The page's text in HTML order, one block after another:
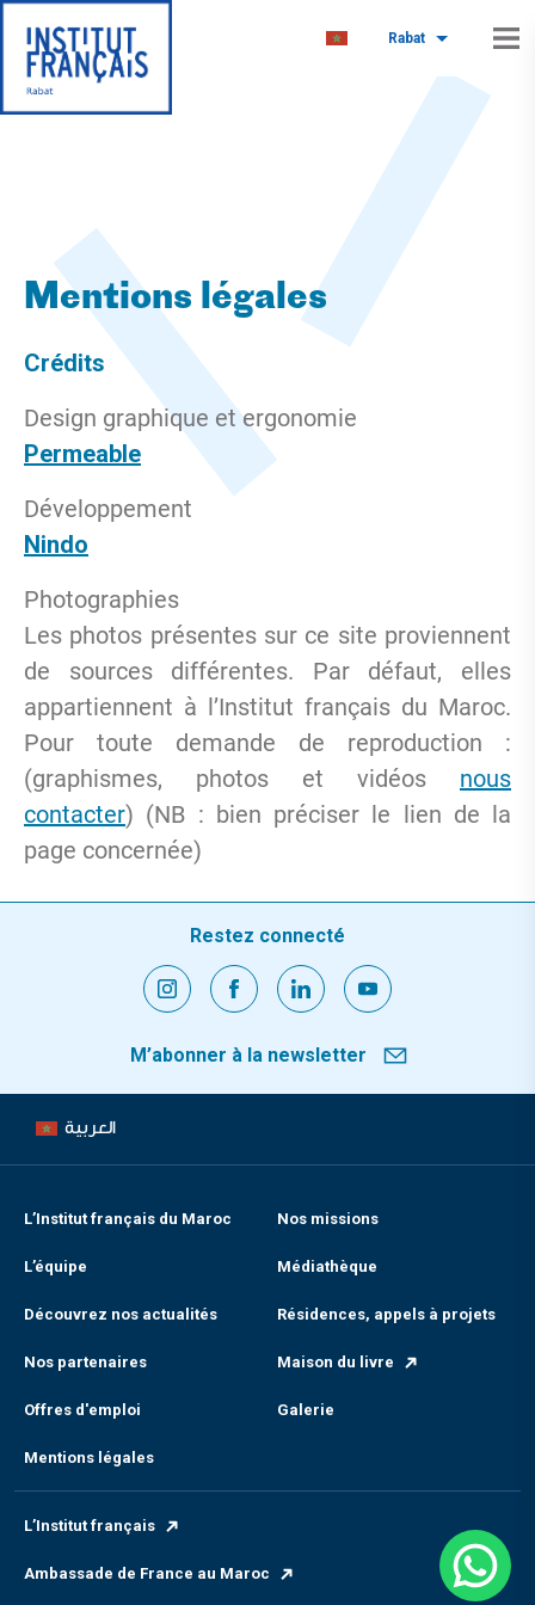
Rabat
Mentions légales
Crédits
Design graphique et ergonomie
Permeable
Développement
Nindo
Photographies
Les photos présentes sur ce site proviennent
de sources différentes. Par défaut, elles
appartiennent à l’Institut français du Maroc.
Pour toute demande de reproduction :
(graphismes, photos et vidéos nous
contacter) (NB : bien préciser le lien de la
page concernée)
Restez connecté
M’abonner à la newsletter
العربية
L’Institut français du Maroc Nos missions
L’équipe Médiathèque
Découvrez nos actualités Résidences, appels à projets
Nos partenaires Maison du livre
Offres d'emploi Galerie
Mentions légales
L’Institut français
Ambassade de France au Maroc